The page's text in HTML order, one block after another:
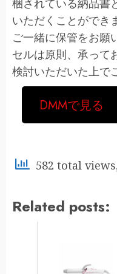
梱されている納品書
いただくことができ
ご一緒に保管をお願
セルは原則、承って
検討いただいた上で
DMMで見る
582 total
Related posts: